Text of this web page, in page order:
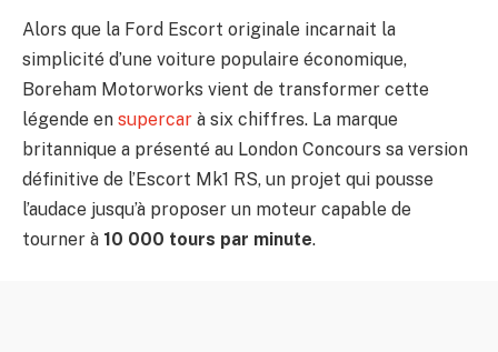
Alors que la Ford Escort originale incarnait la
simplicité d’une voiture populaire économique,
Boreham Motorworks vient de transformer cette
légende en supercar à six chiffres. La marque
britannique a présenté au London Concours sa version
définitive de l’Escort Mk1 RS, un projet qui pousse
l’audace jusqu’à proposer un moteur capable de
tourner à 10 000 tours par minute.